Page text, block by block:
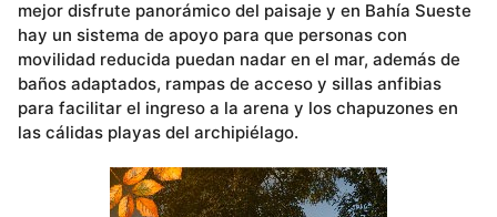
mejor disfrute panorámico del paisaje y en Bahía Sueste
hay un sistema de apoyo para que personas con
movilidad reducida puedan nadar en el mar, además de
baños adaptados, rampas de acceso y sillas anfibias
para facilitar el ingreso a la arena y los chapuzones en
las cálidas playas del archipiélago.